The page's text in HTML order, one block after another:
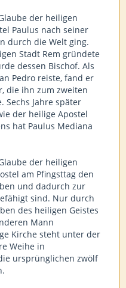
der heiligen
Paulus nach seiner
durch die Welt ging.
Stadt Rem gründete
dessen Bischof. Als
Pedro reiste, fand er
die ihn zum zweiten
Sechs Jahre später
der heilige Apostel
hat Paulus Mediana
der heiligen
am Pfingsttag den
und dadurch zur
sind. Nur durch
des heiligen Geistes
Mann
Kirche steht unter der
Weihe in
ursprünglichen zwölf